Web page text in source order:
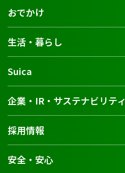
おでかけ
生活・暮らし
Suica
企業・IR・サステナビリティ
採用情報
安全・安心